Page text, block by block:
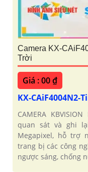
Camera KX-
Trời
Giá : 00 ₫
KX-CAiF4004N2-
CAMERA
quan sát và ghi
Megapixel, hỗ trợ
trang bị các công
ngược sáng, chống